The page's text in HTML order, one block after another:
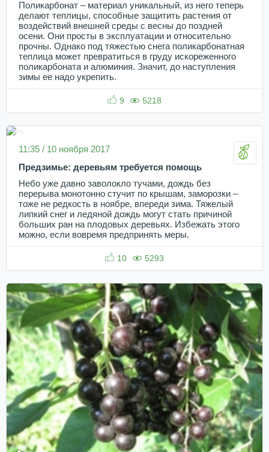
Поликарбонат – материал уникальный, из него теперь
делают теплицы, способные защитить растения от
воздействий внешней среды с весны до поздней
осени. Они просты в эксплуатации и относительно
прочны. Однако под тяжестью снега поликарбонатная
теплица может превратиться в груду искореженного
поликарбоната и алюминия. Значит, до наступления
зимы ее надо укрепить.
9 5218
11:35 / 10 ноября 2017
Предзимье: деревьям требуется помощь
Небо уже давно заволокло тучами, дождь без
перерыва монотонно стучит по крышам, заморозки –
тоже не редкость в ноябре, впереди зима. Тяжелый
липкий снег и ледяной дождь могут стать причиной
больших ран на плодовых деревьях. Избежать этого
можно, если вовремя предпринять меры.
10 5293